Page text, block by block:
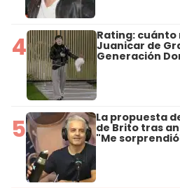
4 Rating: cuánto
Juanicar de
Generación
5 La propuesta
de Brito tras
"Me